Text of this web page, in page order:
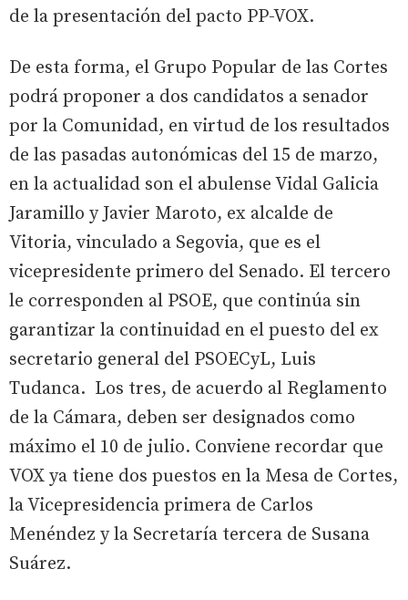
de la presentación del pacto PP-VOX.
De esta forma, el Grupo Popular de las Cortes
podrá proponer a dos candidatos a senador
por la Comunidad, en virtud de los resultados
de las pasadas autonómicas del 15 de marzo,
en la actualidad son el abulense Vidal Galicia
Jaramillo y Javier Maroto, ex alcalde de
Vitoria, vinculado a Segovia, que es el
vicepresidente primero del Senado. El tercero
le corresponden al PSOE, que continúa sin
garantizar la continuidad en el puesto del ex
secretario general del PSOECyL, Luis
Tudanca. Los tres, de acuerdo al Reglamento
de la Cámara, deben ser designados como
máximo el 10 de julio. Conviene recordar que
VOX ya tiene dos puestos en la Mesa de Cortes,
la Vicepresidencia primera de Carlos
Menéndez y la Secretaría tercera de Susana
Suárez.